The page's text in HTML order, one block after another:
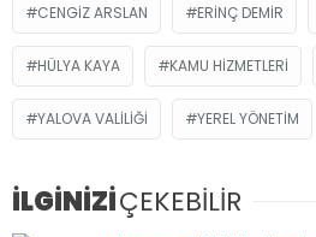
CENGIZ ARSLAN ERINÇ DEMIR
HÜLYA KAYA KAMU HIZMETLERI
YALOVA VALILIĞI YEREL YÖNETIM
İLGİNİZİÇEKEBİLİR